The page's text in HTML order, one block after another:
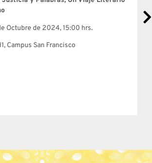
Octubre de 2024,15:00 hrs.
Campus San Francisco